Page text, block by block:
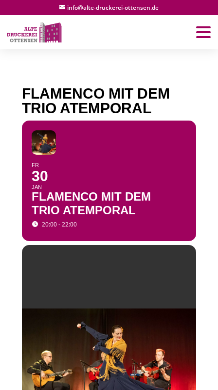
info@alte-druckerei-ottensen.de
FLAMENCO MIT DEM
TRIO ATEMPORAL
FR
30
JAN
FLAMENCO MIT DEM
TRIO ATEMPORAL
20:00 - 22:00